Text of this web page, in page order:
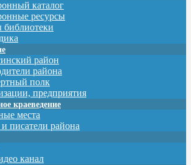
каталог
ресурсы
район
района
полк
предприятия
краеведение
места
писатели района
канал